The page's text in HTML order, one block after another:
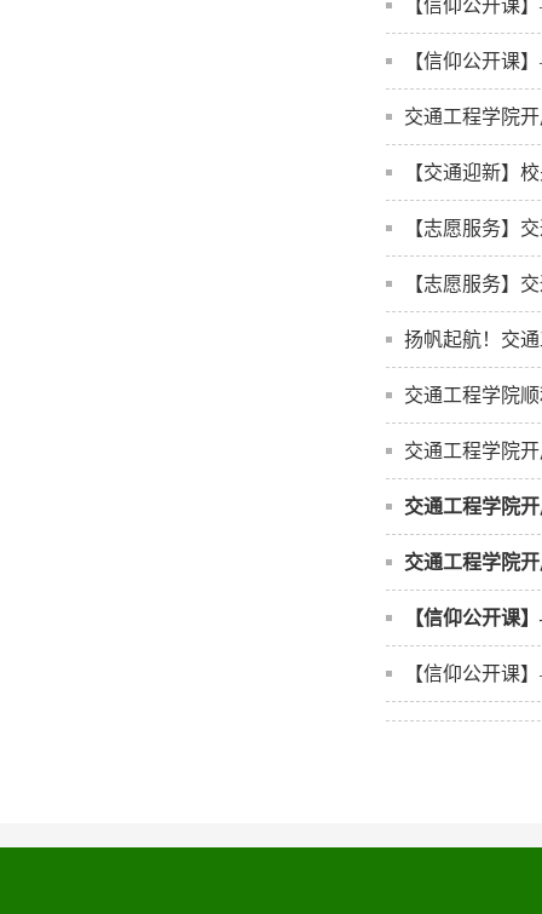
【信仰公开课
【信仰公开课
交通工程学院
【交通迎新】
【志愿服务】
【志愿服务】
扬帆起航！交
交通工程学院
交通工程学院
交通工程学院
交通工程学院
【信仰公开课
【信仰公开课